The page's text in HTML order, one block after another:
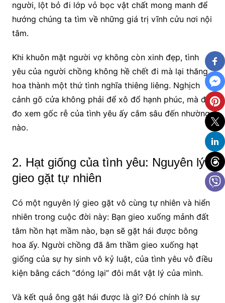
người, lột bỏ đi lớp vỏ bọc vật chất mong manh để
hướng chúng ta tìm về những giá trị vĩnh cửu nơi nội
tâm.
Khi khuôn mặt người vợ không còn xinh đẹp, tình
yêu của người chồng không hề chết đi mà lại thăng
hoa thành một thứ tình nghĩa thiêng liêng. Nghịch
cảnh gõ cửa không phải để xô đổ hạnh phúc, mà để
đo xem gốc rễ của tình yêu ấy cắm sâu đến nhường
nào.
2. Hạt giống của tình yêu: Nguyên lý
gieo gặt tự nhiên
Có một nguyên lý gieo gặt vô cùng tự nhiên và hiển
nhiên trong cuộc đời này: Bạn gieo xuống mảnh đất
tâm hồn hạt mầm nào, bạn sẽ gặt hái được bông
hoa ấy. Người chồng đã âm thầm gieo xuống hạt
giống của sự hy sinh vô kỷ luật, của tình yêu vô điều
kiện bằng cách “đóng lại” đôi mắt vật lý của mình.
Và kết quả ông gặt hái được là gì? Đó chính là sự